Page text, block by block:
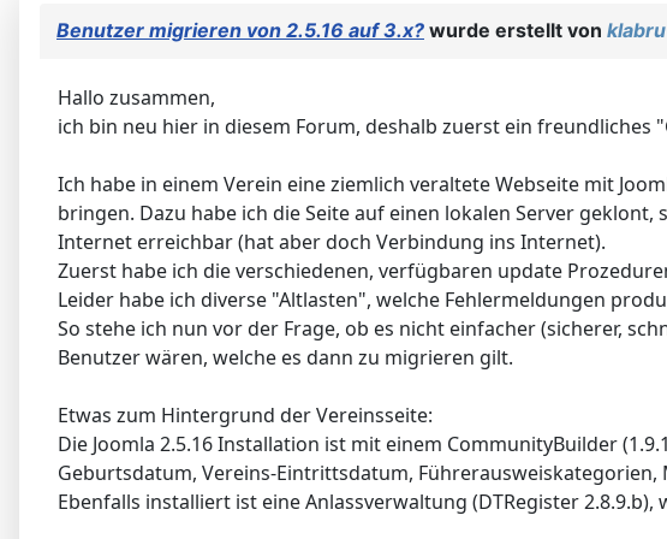
Benutzer migrieren von 2.5.16 auf 3.x? wurde erstellt von klabru
Hallo zusammen,
ich bin neu hier in diesem Forum, deshalb zuerst ein freundliches
Ich habe in einem Verein eine ziemlich veraltete Webseite mit
bringen. Dazu habe ich die Seite auf einen lokalen Server
Internet erreichbar (hat aber doch Verbindung ins Internet).
Zuerst habe ich die verschiedenen, verfügbaren update
Leider habe ich diverse "Altlasten", welche Fehlermeldungen
So stehe ich nun vor der Frage, ob es nicht einfacher (sicherer,
Benutzer wären, welche es dann zu migrieren gilt.
Etwas zum Hintergrund der Vereinsseite:
Die Joomla 2.5.16 Installation ist mit einem CommunityBuilder
Geburtsdatum, Vereins-Eintrittsdatum,
Ebenfalls installiert ist eine Anlassverwaltung (DTRegister